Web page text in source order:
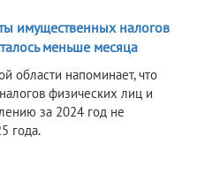
имущественных налогов
меньше месяца
области напоминает, что
физических лиц и
за 2024 год не
года.